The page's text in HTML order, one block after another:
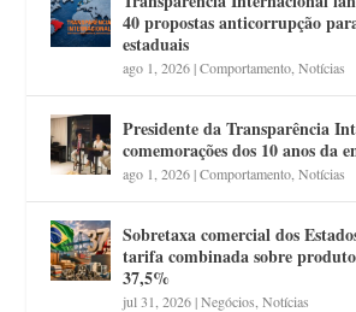
40 propostas anticorrupção
estaduais
ago 1, 2026|Comportamento ,Notícias
Presidente da Transparência
comemorações dos 10 anos da
ago 1, 2026|Comportamento ,Notícias
Sobretaxa comercial dos
tarifa combinada sobre
37,5%
jul 31, 2026|Negócios ,Notícias